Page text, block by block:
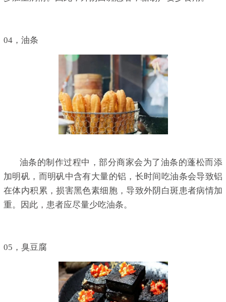
04，油条
油条的制作过程中，部分商家会为了油条的蓬松而添
加明矾，而明矾中含有大量的铝，长时间吃油条会导致铝
在体内积累，损害黑色素细胞，导致外阴白斑患者病情加
重。因此，患者应尽量少吃油条。
05，臭豆腐